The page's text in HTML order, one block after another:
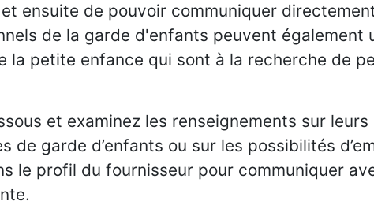
ensuite de pouvoir communiquer
de la garde d'enfants peuvent
la petite enfance qui sont à la recherche de
et examinez les renseignements sur
de garde d’enfants ou sur les possibilités
le profil du fournisseur pour communiquer